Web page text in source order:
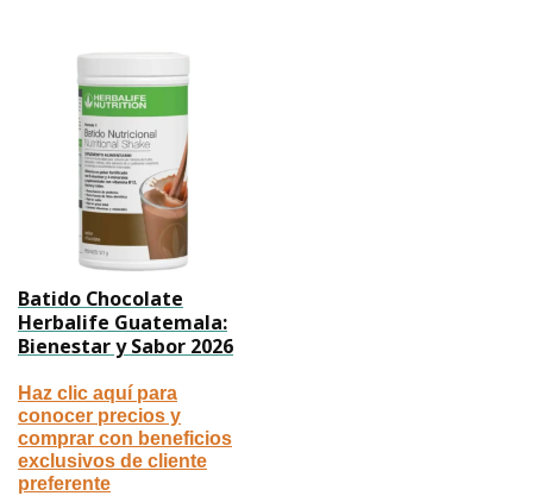
Batido Chocolate
Herbalife Guatemala:
Bienestar y Sabor 2026
Haz clic aquí para
conocer precios y
comprar con beneficios
exclusivos de cliente
preferente